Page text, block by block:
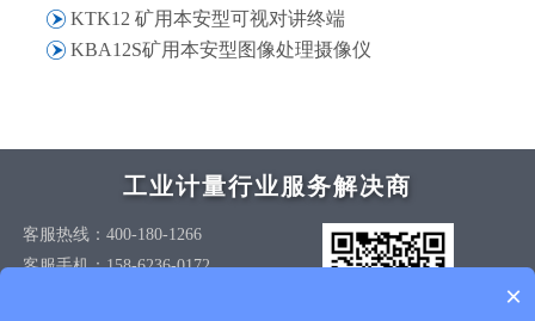
KTK12 矿用本安型可视对讲终端
KBA12S矿用本安型图像处理摄像仪
工业计量行业服务解决商
客服热线：400-180-1266
客服手机：158-6236-0172
×